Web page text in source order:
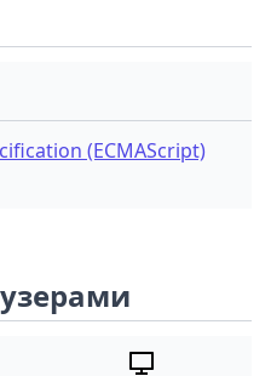
(ECMAScript)